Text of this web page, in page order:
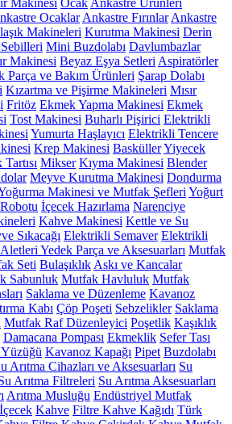
Makinesi Ocak Ankastre Ürünleri
Ocaklar Ankastre Fırınlar Ankastre
Makineleri Kurutma Makinesi Derin
Mini Buzdolabı Davlumbazlar
Makinesi Beyaz Eşya Setleri Aspiratörler
Parça ve Bakım Ürünleri Şarap Dolabı
Kızartma ve Pişirme Makineleri Mısır
Fritöz Ekmek Yapma Makinesi Ekmek
Tost Makinesi Buharlı Pişirici Elektrikli
Yumurta Haşlayıcı Elektrikli Tencere
Krep Makinesi BasküllerYiyecek
Mikser Kıyma Makinesi Blender
Meyve Kurutma Makinesi Dondurma
Makinesi ve Mutfak Şefleri Yoğurt
İçecek Hazırlama Narenciye
Kahve Makinesi Kettle ve Su
Sıkacağı Elektrikli Semaver Elektrikli
Yedek Parça ve Aksesuarları Mutfak
Seti Bulaşıklık Askı ve Kancalar
Sabunluk Mutfak Havluluk Mutfak
Saklama ve Düzenleme Kavanoz
Kabı Çöp Poşeti Sebzelikler Saklama
Mutfak Raf Düzenleyici Poşetlik Kaşıklık
Damacana Pompası Ekmeklik Sefer Tası
Yüzüğü Kavanoz Kapağı Pipet Buzdolabı
Arıtma Cihazları ve Aksesuarları Su
Arıtma Filtreleri Su Arıtma Aksesuarları
Arıtma Musluğu Endüstriyel Mutfak
Kahve Filtre Kahve Kağıdı Türk